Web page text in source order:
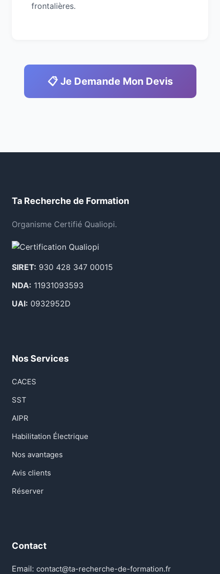
frontalières.
📋 Je Demande Mon Devis
Ta Recherche de Formation
Organisme Certifié Qualiopi.
SIRET: 930 428 347 00015
NDA: 11931093593
UAI: 0932952D
Nos Services
CACES
SST
AIPR
Habilitation Électrique
Nos avantages
Avis clients
Réserver
Contact
Email: contact@ta-recherche-de-formation.fr